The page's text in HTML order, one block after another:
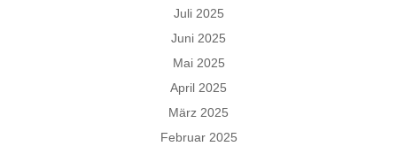
Juli 2025
Juni 2025
Mai 2025
April 2025
März 2025
Februar 2025